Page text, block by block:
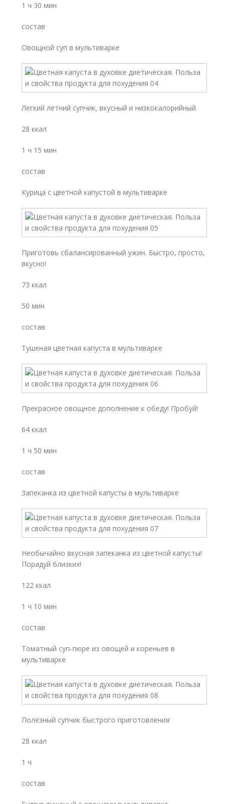
1 ч 30 мин
состав
Овощной суп в мультиварке
Легкий летний супчик, вкусный и низкокалорийный.
28 ккал
1 ч 15 мин
состав
Курица с цветной капустой в мультиварке
Приготовь сбалансированный ужин. Быстро, просто,
вкусно!
73 ккал
50 мин
состав
Тушеная цветная капуста в мультиварке
Прекрасное овощное дополнение к обеду! Пробуй!
64 ккал
1 ч 50 мин
состав
Запеканка из цветной капусты в мультиварке
Необычайно вкусная запеканка из цветной капусты!
Порадуй близких!
122 ккал
1 ч 10 мин
состав
Томатный суп-пюре из овощей и кореньев в
мультиварке
Полезный супчик быстрого приготовления
28 ккал
1 ч
состав